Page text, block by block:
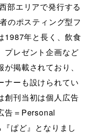
部エリアで発行する
のポスティング型フ
1987年と長く、飲食
プレゼント企画など
掲載されており、
ナーも設けられてい
創刊当初は個人広告
告＝Personal
ぱど』となりまし